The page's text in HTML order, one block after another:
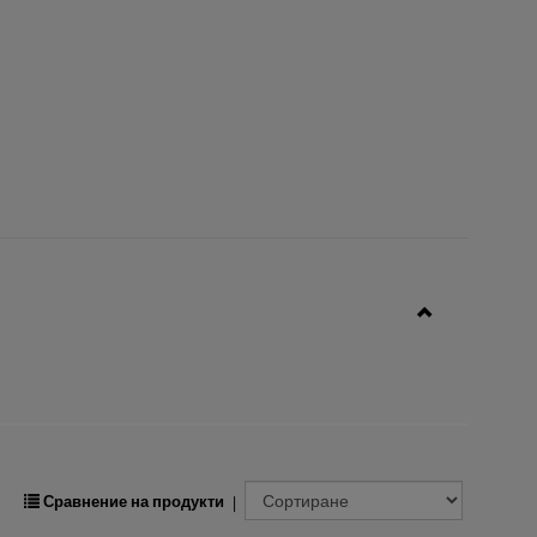
Сравнение на продукти |